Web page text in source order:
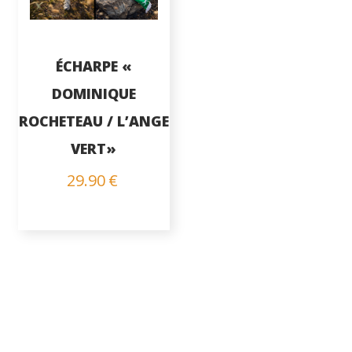
ÉCHARPE «
DOMINIQUE
ROCHETEAU / L’ANGE
VERT»
29.90€